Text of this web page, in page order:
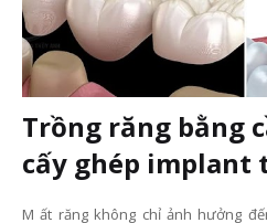
Trồng răng bằng
cấy ghép implant
M ất răng không chỉ ảnh hưởng